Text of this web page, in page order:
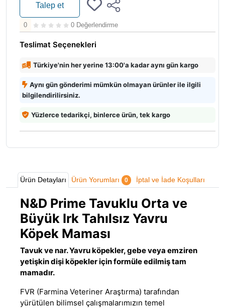
Talep et
0 0 Değerlendirme
Teslimat Seçenekleri
Türkiye'nin her yerine 13:00'a kadar aynı gün kargo
Aynı gün gönderimi mümkün olmayan ürünler ile ilgili
bilgilendirilirsiniz.
Yüzlerce tedarikçi, binlerce ürün, tek kargo
Ürün Detayları Ürün Yorumları 0 İptal ve İade Koşulları
N&D Prime Tavuklu Orta ve
Büyük Irk Tahılsız Yavru
Köpek Maması
Tavuk ve nar. Yavru köpekler, gebe veya emziren
yetişkin dişi köpekler için formüle edilmiş tam
mamadır.
FVR (Farmina Veteriner Araştırma) tarafından
yürütülen bilimsel çalışmalarımızın temel